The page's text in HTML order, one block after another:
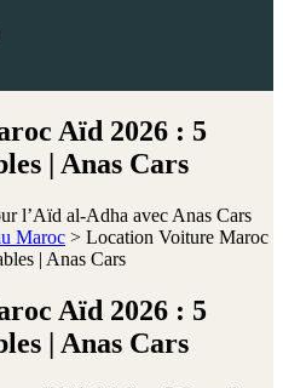
Aïd 2026 : 5
| Anas Cars
l’Aïd al-Adha avec Anas Cars
Maroc > Location Voiture Maroc
| Anas Cars
Aïd 2026 : 5
| Anas Cars